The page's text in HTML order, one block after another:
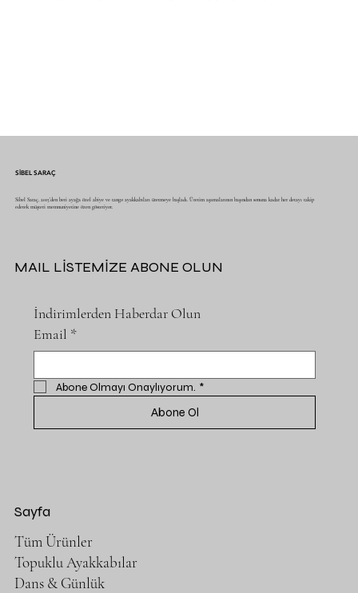
SİBEL SARAÇ
Sibel Saraç, 2015’den beri ayağa özel abiye ve tango ayakkabıları üretmeye başladı. Üretim aşamalarının başından sonuna kadar her detayı takip
ederek müşteri memnuniyetine özen gösteriyor.
MAIL LİSTEMİZE ABONE OLUN
İndirimlerden Haberdar Olun
Email *
Abone Olmayı Onaylıyorum. *
Abone Ol
Sayfa
Tüm Ürünler
Topuklu Ayakkabılar
Dans & Günlük